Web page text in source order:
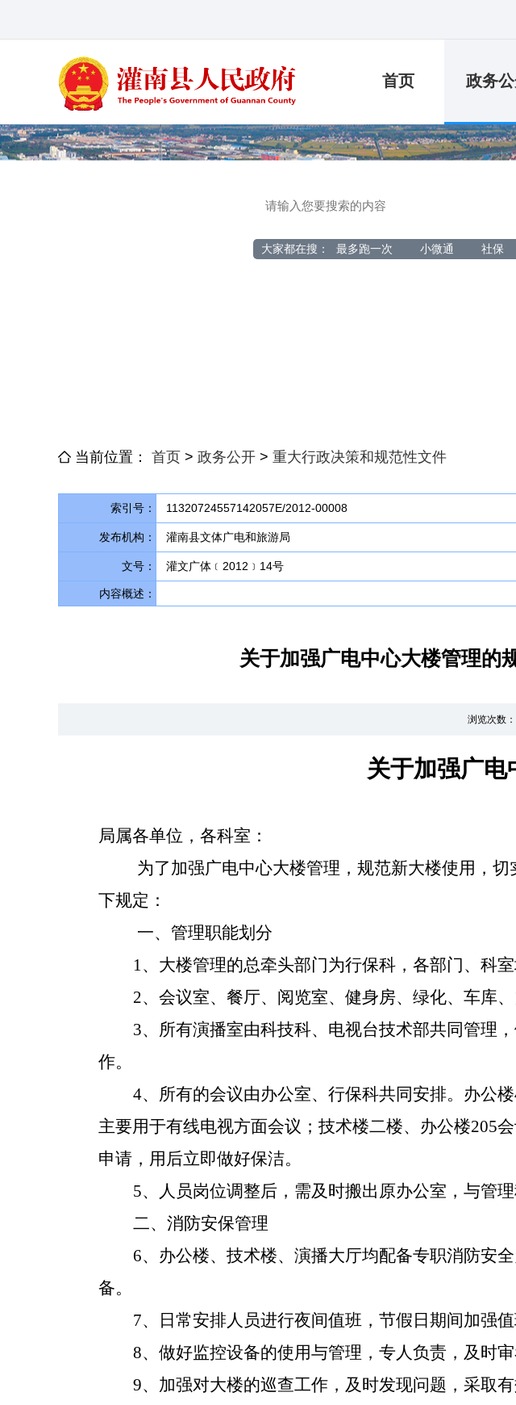
首页 政务
大家都在搜： 最多跑一次 小微通 社保
当前位置： 首页 > 政务公开 > 重大行政决策和规范性文件
索引号： 11320724557142057E/2012-00008
发布机构： 灌南县文体广电和旅游局
文号： 灌文广体﹝2012﹞14号
内容概述：
关于加强广电中心大楼管理的
浏览次数：
关于加强广电
局属各单位，各科室：
为了加强广电中心大楼管理，规范新大楼使用，
下规定：
一、管理职能划分
1、大楼管理的总牵头部门为行保科，各部门、科室
2、会议室、餐厅、阅览室、健身房、绿化、车库
3、所有演播室由科技科、电视台技术部共同管理
作。
4、所有的会议由办公室、行保科共同安排。办公
主要用于有线电视方面会议；技术楼二楼、办公楼205
申请，用后立即做好保洁。
5、人员岗位调整后，需及时搬出原办公室，与管理
二、消防安保管理
6、办公楼、技术楼、演播大厅均配备专职消防安
备。
7、日常安排人员进行夜间值班，节假日期间加强值
8、做好监控设备的使用与管理，专人负责，及时审
9、加强对大楼的巡查工作，及时发现问题，采取有